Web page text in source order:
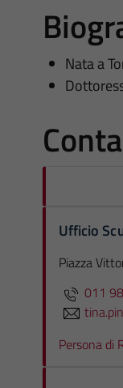
Nata a
Ufficio
Piazza
011
Persona di